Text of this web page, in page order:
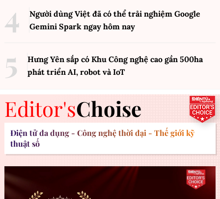
Người dùng Việt đã có thể trải nghiệm Google
Gemini Spark ngay hôm nay
Hưng Yên sắp có Khu Công nghệ cao gần 500ha
phát triển AI, robot và IoT
Editor'sChoise
Điện tử đa dụng - Công nghệ thời đại - Thế giới kỹ
thuật số